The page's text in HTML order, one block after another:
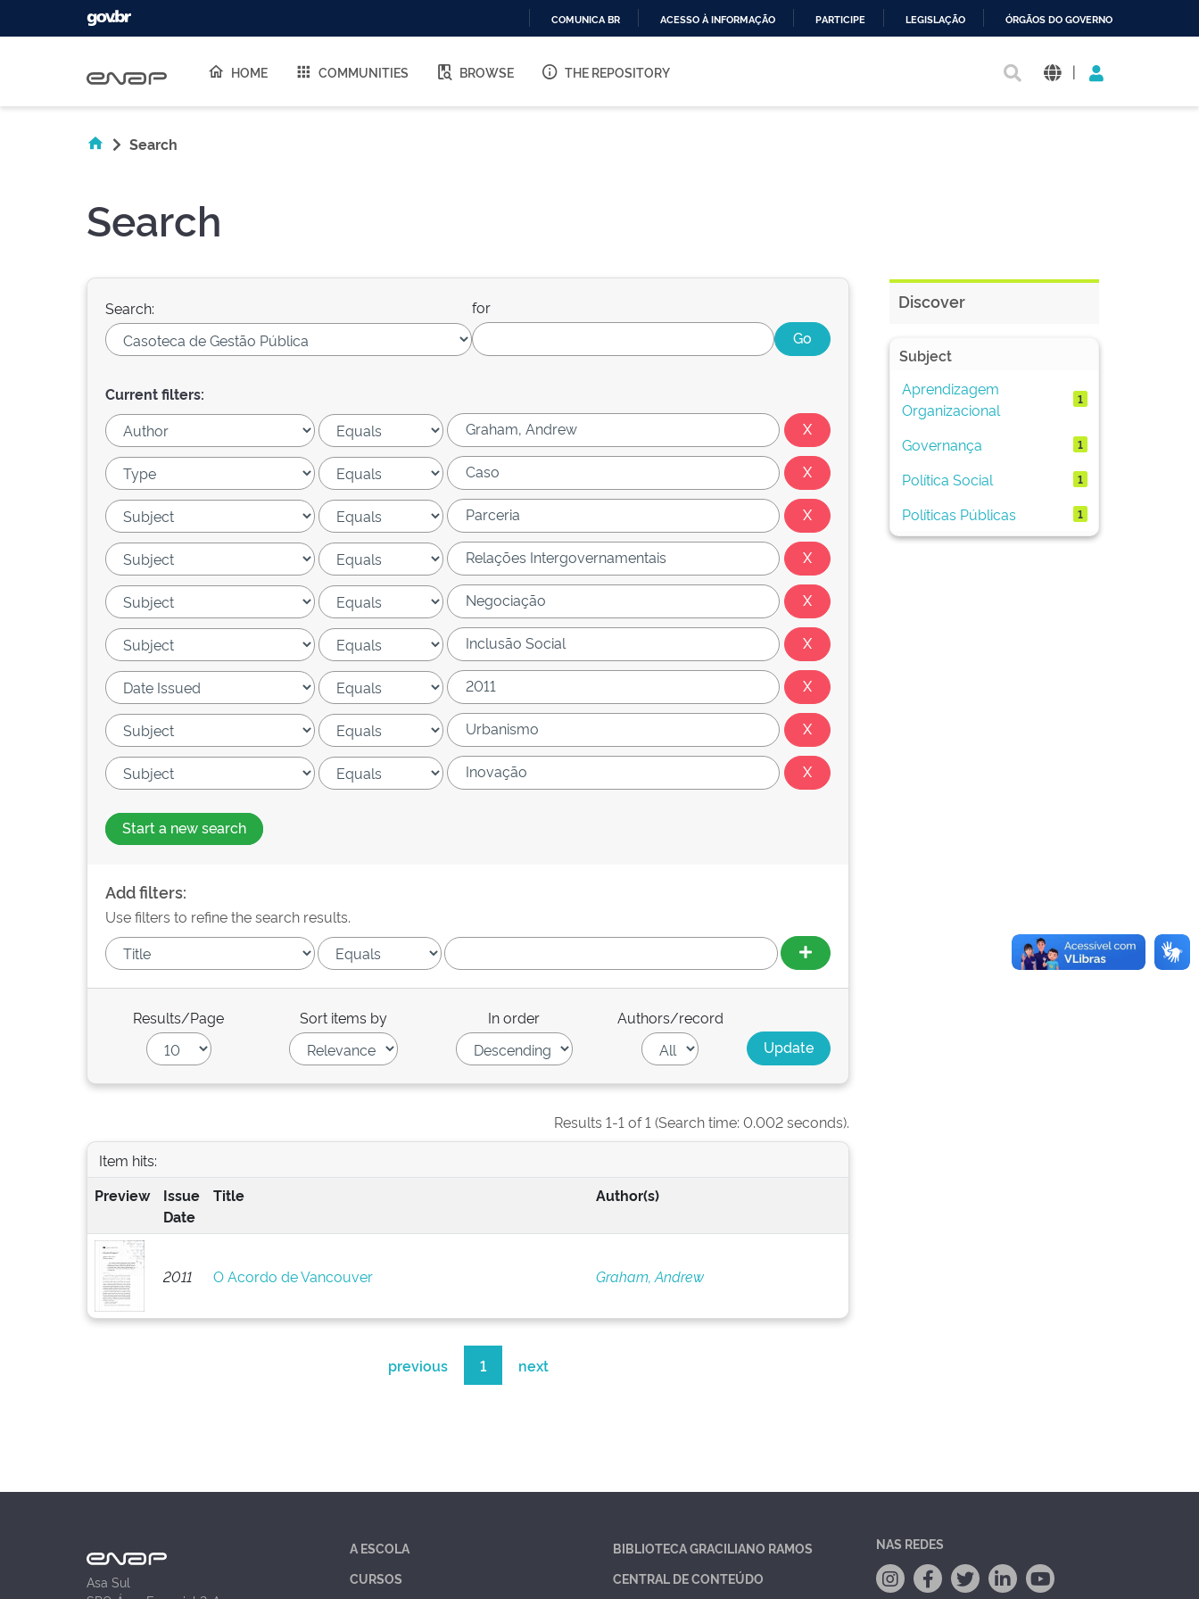
O
COMUNICA BR ACESSO À INFORMAÇÃO PARTICIPE LEGISLAÇÃO ÓRGÃOS DO GOVERNO
HOME COMMUNITIES BROWSE THE REPOSITORY |
Search
Search
Search: for
Current filters:
Start a new search
Add filters:
Use filters to refine the search results.
Results/Page Sort items by In order Authors/record
Results 1-1 of 1 (Search time: 0.002 seconds).
Item hits:
Preview
Issue
Date
Title Author(s)
2011 O Acordo de Vancouver Graham, Andrew
previous 1 next
Discover
Subject
Aprendizagem
Organizacional
1
Governança 1
Política Social 1
Políticas Públicas 1
Asa Sul
A ESCOLA
CURSOS
BIBLIOTECA GRACILIANO RAMOS
CENTRAL DE CONTEÚDO
NAS REDES